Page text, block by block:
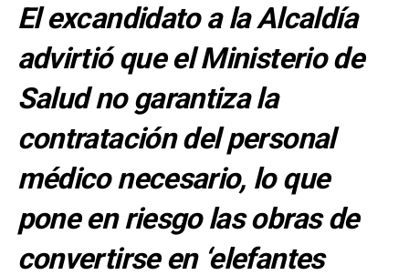
El excandidato a la Alcaldía
advirtió que el Ministerio de
Salud no garantiza la
contratación del personal
médico necesario, lo que
pone en riesgo las obras de
convertirse en ‘elefantes